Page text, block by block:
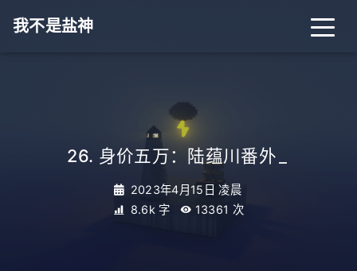
我不是盐神
26. 身价五万：陆蕴川番外
2023年4月15日 凌晨
8.6k 字
13361 次